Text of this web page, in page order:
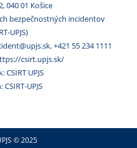
040 01 Košice
bezpečnostných incidentov
UPJS)
+421 55 234 1111
csirt.upjs.sk/
CSIRT UPJS
UPJS
© 2025